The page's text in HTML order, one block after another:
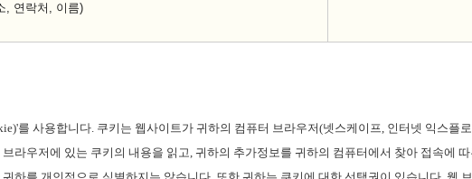
, 연락처, 이름)
를 사용합니다. 쿠키는 웹사이트가 귀하의 컴퓨터 브라우저(넷스케이프, 인터넷 익스플
라우저에 있는 쿠키의 내용을 읽고, 귀하의 추가정보를 귀하의 컴퓨터에서 찾아 접속에